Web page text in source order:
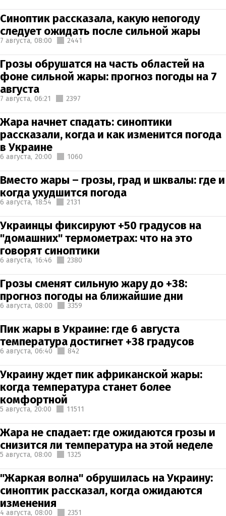
Синоптик рассказала, какую непогоду
следует ожидать после сильной жары
7 августа, 08:00 2441
Грозы обрушатся на часть областей на
фоне сильной жары: прогноз погоды на 7
августа
7 августа, 06:21 2397
Жара начнет спадать: синоптики
рассказали, когда и как изменится погода
в Украине
6 августа, 20:00 1060
Вместо жары – грозы, град и шквалы: где и
когда ухудшится погода
6 августа, 18:54 2131
Украинцы фиксируют +50 градусов на
"домашних" термометрах: что на это
говорят синоптики
6 августа, 16:46 2380
Грозы сменят сильную жару до +38:
прогноз погоды на ближайшие дни
6 августа, 08:00 3359
Пик жары в Украине: где 6 августа
температура достигнет +38 градусов
6 августа, 06:40 842
Украину ждет пик африканской жары:
когда температура станет более
комфортной
5 августа, 20:00 11511
Жара не спадает: где ожидаются грозы и
снизится ли температура на этой неделе
5 августа, 08:00 1325
"Жаркая волна" обрушилась на Украину:
синоптик рассказал, когда ожидаются
изменения
4 августа, 08:00 2351